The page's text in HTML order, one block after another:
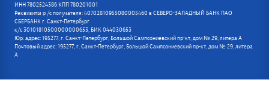
ИНН 7802524386 КПП 780201001
Реквизиты р /с получателя: 40702810955080005460 в СЕВЕРО-ЗАПАДНЫЙ БАНК ПАО
СБЕРБАНК г. Санкт-Петербург
к/с 30101810500000000653, БИК 044030653
Юр. адрес: 195277, г. Санкт-Петербург, Большой Сампсониевский пр-кт, дом № 29, литера А
Почтовый адрес: 195277, г. Санкт-Петербург, Большой Сампсониевский пр-кт, дом № 29, литера
А